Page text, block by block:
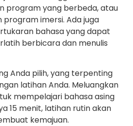
program yang berbeda, atau
imersi. Ada juga
bahasa yang dapat
berbicara dan menulis
Anda pilih, yang terpenting
latihan Anda. Meluangkan
mempelajari bahasa asing
15 menit, latihan rutin akan
kemajuan.